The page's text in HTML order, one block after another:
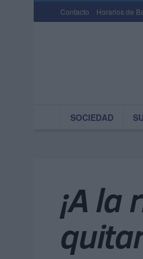
Contacto Horarios de
SOCIEDAD
¡A la